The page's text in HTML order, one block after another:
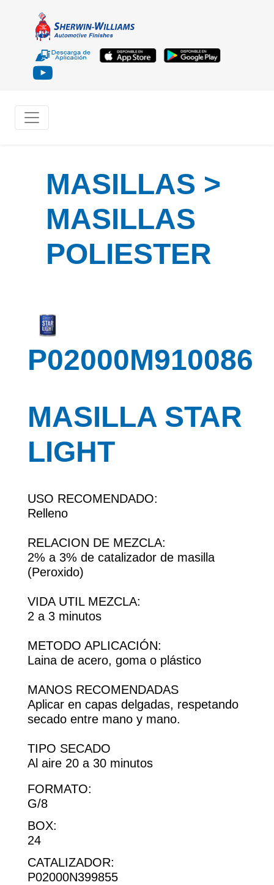
MASILLAS >
MASILLAS
POLIESTER
P02000M910086
MASILLA STAR
LIGHT
USO RECOMENDADO:
Relleno
RELACION DE MEZCLA:
2% a 3% de catalizador de masilla
(Peroxido)
VIDA UTIL MEZCLA:
2 a 3 minutos
METODO APLICACIÓN:
Laina de acero, goma o plástico
MANOS RECOMENDADAS
Aplicar en capas delgadas, respetando
secado entre mano y mano.
TIPO SECADO
Al aire 20 a 30 minutos
FORMATO:
G/8
BOX:
24
CATALIZADOR:
P02000N399855